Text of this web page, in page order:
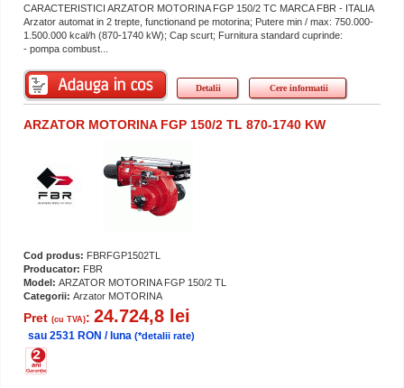
CARACTERISTICI ARZATOR MOTORINA FGP 150/2 TC MARCA FBR - ITALIA
Arzator automat in 2 trepte, functionand pe motorina; Putere min / max: 750.000-
1.500.000 kcal/h (870-1740 kW); Cap scurt; Furnitura standard cuprinde:
- pompa combust...
Detalii Cere informatii
ARZATOR MOTORINA FGP 150/2 TL 870-1740 KW
Cod produs: FBRFGP1502TL
Producator: FBR
Model: ARZATOR MOTORINA FGP 150/2 TL
Categorii: Arzator MOTORINA
Pret (cu TVA): 24.724,8 lei
sau 2531 RON / luna (*detalii rate)